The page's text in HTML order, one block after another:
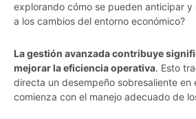
explorando cómo se pueden anticipar
a los cambios del entorno económico?
La gestión avanzada contribuye
mejorar la eficiencia operativa. Esto
directa un desempeño sobresaliente en
comienza con el manejo adecuado de